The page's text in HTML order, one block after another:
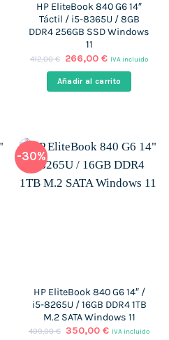
HP EliteBook 840 G6 14″
Táctil / i5-8365U / 8GB
DDR4 256GB SSD Windows
11
412,00€ El
original
era:
266,00€El
actual
es:
IVA incluido
Añadir al carrito
-30%
HP EliteBook 840 G6 14″ /
i5-8265U / 16GB DDR4 1TB
M.2 SATA Windows 11
499,00€ El
350,00€ElIVA incluido